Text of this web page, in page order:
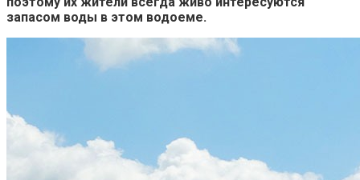
запасом воды в этом водоеме.